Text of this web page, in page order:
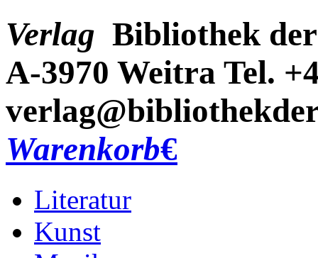
Verlag Bibliothek
A-3970 Weitra Tel.
Warenkorb€
Literatur
Kunst